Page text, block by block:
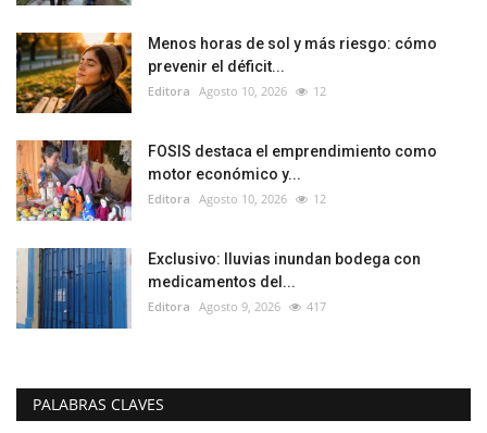
Menos horas de sol y más riesgo: cómo
prevenir el déficit...
Editora Agosto 10, 2026 12
FOSIS destaca el emprendimiento como
motor económico y...
Editora Agosto 10, 2026 12
Exclusivo: lluvias inundan bodega con
medicamentos del...
Editora Agosto 9, 2026 417
PALABRAS CLAVES